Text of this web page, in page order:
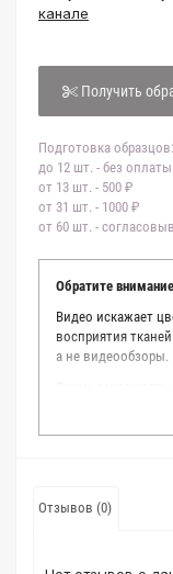
канале
Получить
Подготовка образцов:
до 12 шт. - без оплаты
от 13 шт. - 500 ₽
от 31 шт. - 1000 ₽
от 60 шт. -
Обратите
Видео искажает
восприятия
а не видеообзоры.
Мы делаем все
ткани из нашего
точное
Отзывов (0)